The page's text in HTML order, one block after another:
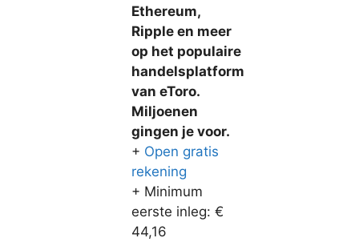
Ethereum,
Ripple en meer
op het populaire
handelsplatform
van eToro.
Miljoenen
gingen je voor.
+ Open gratis
rekening
+ Minimum
eerste inleg: €
44,16